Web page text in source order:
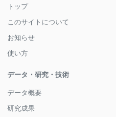
トップ
このサイトについて
お知らせ
使い方
データ・研究・技術
データ概要
研究成果